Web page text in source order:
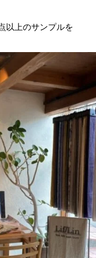
以上のサンプルを